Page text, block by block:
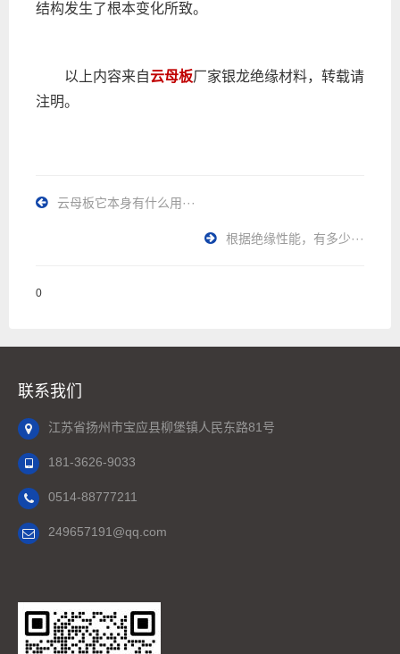
结构发生了根本变化所致。
以上内容来自云母板厂家银龙绝缘材料，转载请
注明。
云母板它本身有什么用···
根据绝缘性能，有多少···
0
联系我们
江苏省扬州市宝应县柳堡镇人民东路81号
181-3626-9033
0514-88777211
249657191@qq.com